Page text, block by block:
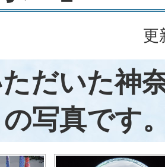
更
だいた神
写真です